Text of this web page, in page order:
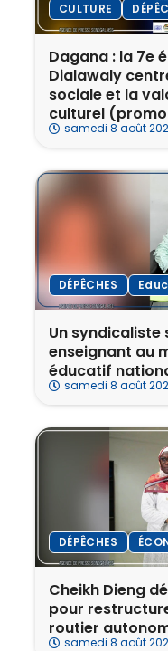
CULTURE
Dagana : la 7e
Dialawaly
sociale et la
culturel
samedi 8 août
DÉPÊCHES
Un syndicaliste
enseignant au
éducatif
samedi 8 août
DÉPÊCHES
Cheikh Dieng
pour
routier
samedi 8 août